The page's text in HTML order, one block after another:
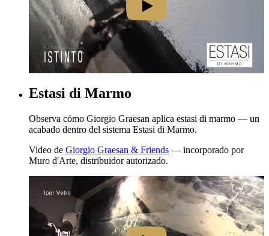
Estasi di Marmo
Observa cómo Giorgio Graesan aplica estasi di marmo — un
acabado dentro del sistema Estasi di Marmo.
Video de Giorgio Graesan & Friends — incorporado por
Muro d'Arte, distribuidor autorizado.